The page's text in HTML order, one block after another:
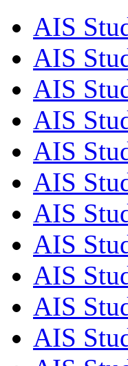
AIS
AIS
AIS
AIS
AIS
AIS
AIS
AIS
AIS
AIS
AIS